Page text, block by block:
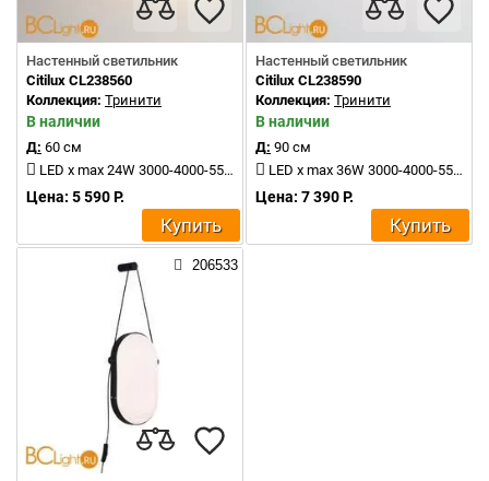
Настенный светильник
Citilux CL238560
Коллекция: Тринити
В наличии
Д: 60 см
LED x max 24W 3000-4000-5500K 2400Lm
Цена: 5 590 Р.
Купить
Настенный светильник
Citilux CL238590
Коллекция: Тринити
В наличии
Д: 90 см
LED x max 36W 3000-4000-5500K 4000Lm
Цена: 7 390 Р.
Купить
206533